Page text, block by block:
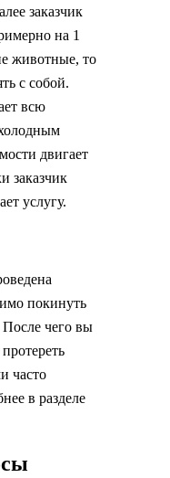
заказчик
на 1
животные, то
с собой.
всю
двигает
заказчик
услугу.
покинуть
чего вы
часто
в разделе